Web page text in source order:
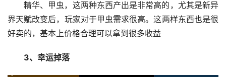
精华、甲虫，这两种东西产出是非常高的，尤其是新异
界天赋改变后，玩家对于甲虫需求很高。这两样东西也是很
好卖的，基本上价格合理可以拿到很多收益
3、幸运掉落